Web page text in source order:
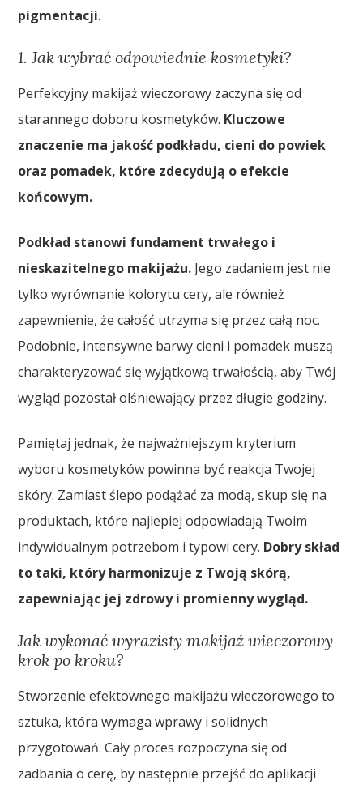
pigmentacji.
1. Jak wybrać odpowiednie kosmetyki?
Perfekcyjny makijaż wieczorowy zaczyna się od
starannego doboru kosmetyków. Kluczowe
znaczenie ma jakość podkładu, cieni do powiek
oraz pomadek, które zdecydują o efekcie
końcowym.
Podkład stanowi fundament trwałego i
nieskazitelnego makijażu. Jego zadaniem jest nie
tylko wyrównanie kolorytu cery, ale również
zapewnienie, że całość utrzyma się przez całą noc.
Podobnie, intensywne barwy cieni i pomadek muszą
charakteryzować się wyjątkową trwałością, aby Twój
wygląd pozostał olśniewający przez długie godziny.
Pamiętaj jednak, że najważniejszym kryterium
wyboru kosmetyków powinna być reakcja Twojej
skóry. Zamiast ślepo podążać za modą, skup się na
produktach, które najlepiej odpowiadają Twoim
indywidualnym potrzebom i typowi cery. Dobry skład
to taki, który harmonizuje z Twoją skórą,
zapewniając jej zdrowy i promienny wygląd.
Jak wykonać wyrazisty makijaż wieczorowy
krok po kroku?
Stworzenie efektownego makijażu wieczorowego to
sztuka, która wymaga wprawy i solidnych
przygotowań. Cały proces rozpoczyna się od
zadbania o cerę, by następnie przejść do aplikacji